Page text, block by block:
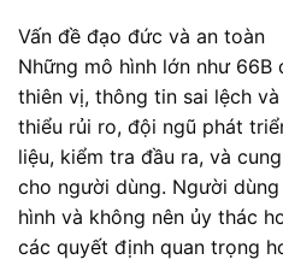
Vấn đề đạo đức và an toàn
Những mô hình lớn như
thiên vị, thông tin sai lệch
thiểu rủi ro, đội ngũ phát
liệu, kiểm tra đầu ra, và
cho người dùng. Người
hình và không nên ủy thác
các quyết định quan trọng